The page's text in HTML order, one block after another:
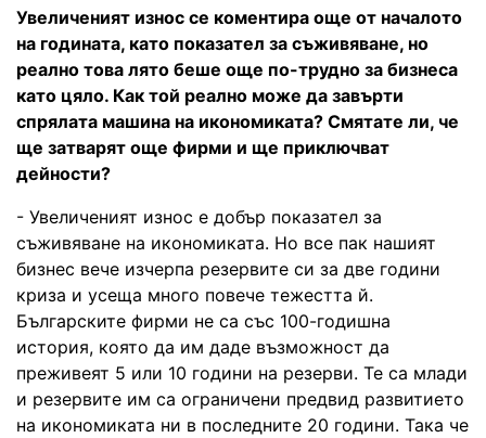
Увеличеният износ се коментира още от началото
на годината, като показател за съживяване, но
реално това лято беше още по-трудно за бизнеса
като цяло. Как той реално може да завърти
спрялата машина на икономиката? Смятате ли, че
ще затварят още фирми и ще приключват
дейности?
- Увеличеният износ е добър показател за
съживяване на икономиката. Но все пак нашият
бизнес вече изчерпа резервите си за две години
криза и усеща много повече тежестта й.
Българските фирми не са със 100-годишна
история, която да им даде възможност да
преживеят 5 или 10 години на резерви. Те са млади
и резервите им са ограничени предвид развитието
на икономиката ни в последните 20 години. Така че